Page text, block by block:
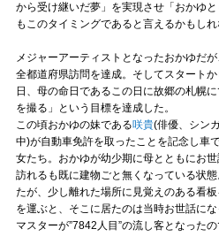
から受け継いだ夢」を実現させ「おかゆ
もこのタイミングであると言えるかもしれ
メジャーアーティストとなったおかゆだ
全都道府県訪問を達成。そしてスタート
日、母の命日であるこの日に故郷の札幌
を撮る」という目標を達成した。
この頃おかゆの妹である咲貴(俳優、シン
中)が自動車免許を取ったことを記念し車
女たち。おかゆが幼少期に母とともにお
訪れるも既に建物ごと無くなっている状
たが、少し離れた場所に見覚えのある看
を運ぶと、そこに居たのは当時お世話に
マスターが”7842人目”の流し客となったの